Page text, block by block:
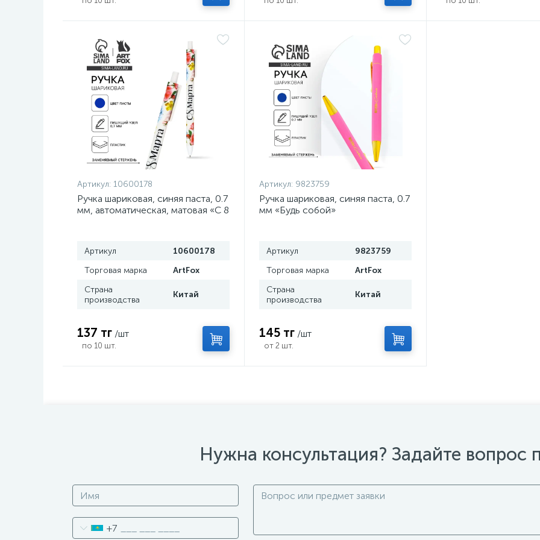
Артикул: 10600178
Ручка шариковая, синяя паста, 0.7
мм, автоматическая, матовая «С 8
Артикул
10600178
Торговая марка
ArtFox
Страна
производства
Китай
137 тг /шт
по 10 шт.
Артикул: 9823759
Ручка шариковая, синяя паста, 0.7
мм «Будь собой»
Артикул
9823759
Торговая марка
ArtFox
Страна
производства
Китай
145 тг /шт
от 2 шт.
Нужна консультация? Задайте вопрос
+7